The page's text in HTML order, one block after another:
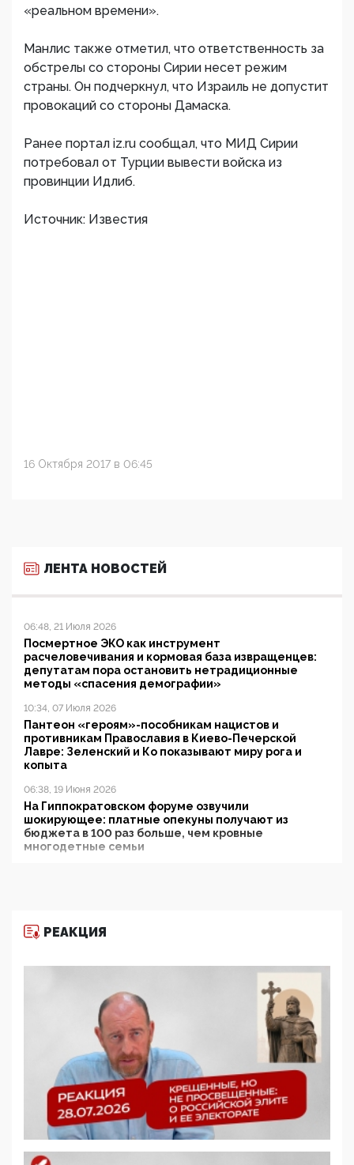
«реальном времени».
Манлис также отметил, что ответственность за
обстрелы со стороны Сирии несет режим
страны. Он подчеркнул, что Израиль не допустит
провокаций со стороны Дамаска.
Ранее портал iz.ru сообщал, что МИД Сирии
потребовал от Турции вывести войска из
провинции Идлиб.
Источник: Известия
16 Октября 2017 в 06:45
ЛЕНТА НОВОСТЕЙ
06:48, 21 Июля 2026
Посмертное ЭКО как инструмент
расчеловечивания и кормовая база извращенцев:
депутатам пора остановить нетрадиционные
методы «спасения демографии»
10:34, 07 Июля 2026
Пантеон «героям»-пособникам нацистов и
противникам Православия в Киево-Печерской
Лавре: Зеленский и Ко показывают миру рога и
копыта
06:38, 19 Июня 2026
На Гиппократовском форуме озвучили
шокирующее: платные опекуны получают из
бюджета в 100 раз больше, чем кровные
многодетные семьи
11:53, 09 Июня 2026
деятельность ИИТО ЮНЕСКО в России, но
цифроглобалисты продолжают определять
повестку в образовании
09:43, 01 Июня 2026
5G за счет здоровья граждан: Минцифры намерено
отобрать у регионов и муниципалитетов право
защищать жилые дома и социальные объекты от
05:58, 26 Мая 2026
Роскомнадзор освободили от борца с
деструктивным и опасным контентом
07:39, 25 Мая 2026
РЕАКЦИЯ